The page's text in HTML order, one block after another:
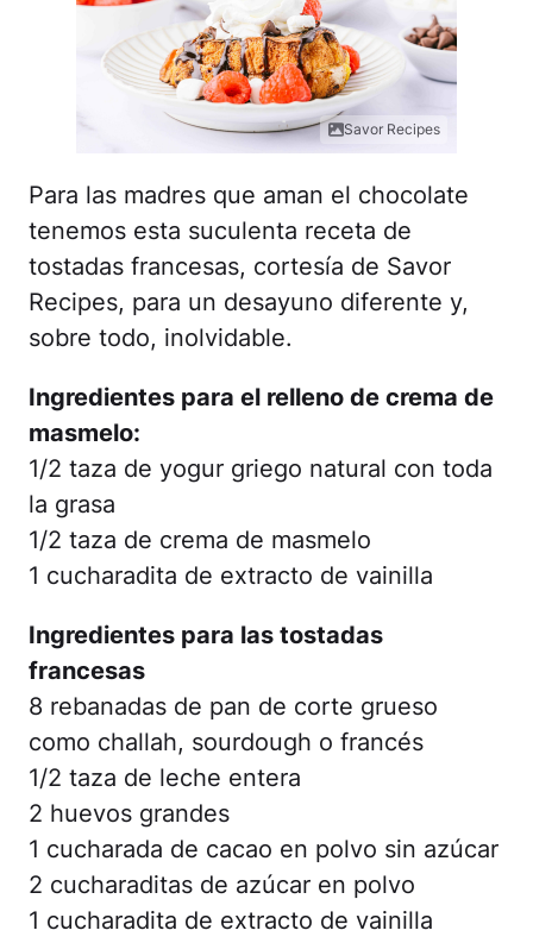
Savor Recipes
Para las madres que aman el chocolate
tenemos esta suculenta receta de
tostadas francesas, cortesía de Savor
Recipes, para un desayuno diferente y,
sobre todo, inolvidable.
Ingredientes para el relleno de crema de
masmelo:
1/2 taza de yogur griego natural con toda
la grasa
1/2 taza de crema de masmelo
1 cucharadita de extracto de vainilla
Ingredientes para las tostadas
francesas
8 rebanadas de pan de corte grueso
como challah, sourdough o francés
1/2 taza de leche entera
2 huevos grandes
1 cucharada de cacao en polvo sin azúcar
2 cucharaditas de azúcar en polvo
1 cucharadita de extracto de vainilla